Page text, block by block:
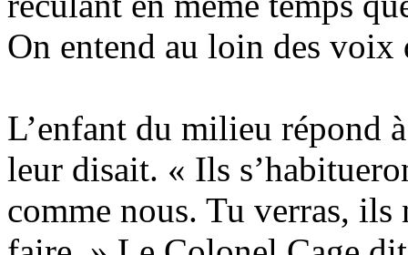
On entend au loin des voix
L’enfant du milieu répond
leur disait. « Ils
comme nous. Tu verras, ils